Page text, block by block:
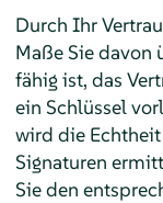
Durch Ihr
Maße Sie davon
fähig ist, das
ein Schlüssel
wird die Echtheit
Signaturen
Sie den